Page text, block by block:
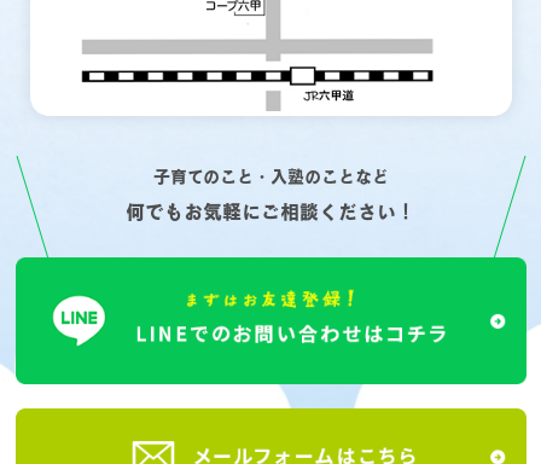
子育てのこと・入塾のことなど
何でもお気軽にご相談ください！